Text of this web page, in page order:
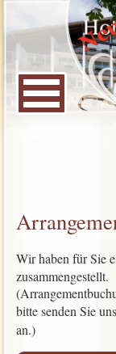
Wir haben für Sie
zusammengestellt.
bitte senden Sie
an.)